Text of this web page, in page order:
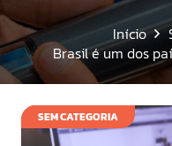
Início
Brasil é um dos
SEM CATEGORIA